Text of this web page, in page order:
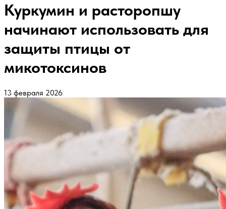
Куркумин и расторопшу
начинают использовать для
защиты птицы от
микотоксинов
13 февраля 2026